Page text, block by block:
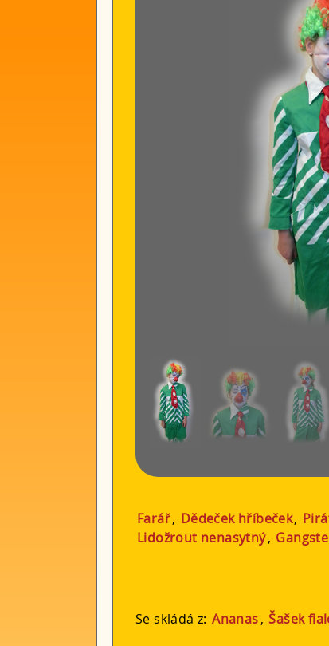
Farář, Dědeček hříbeček,
Lidožrout nenasytný,
Se skládá z: Ananas, Šašek